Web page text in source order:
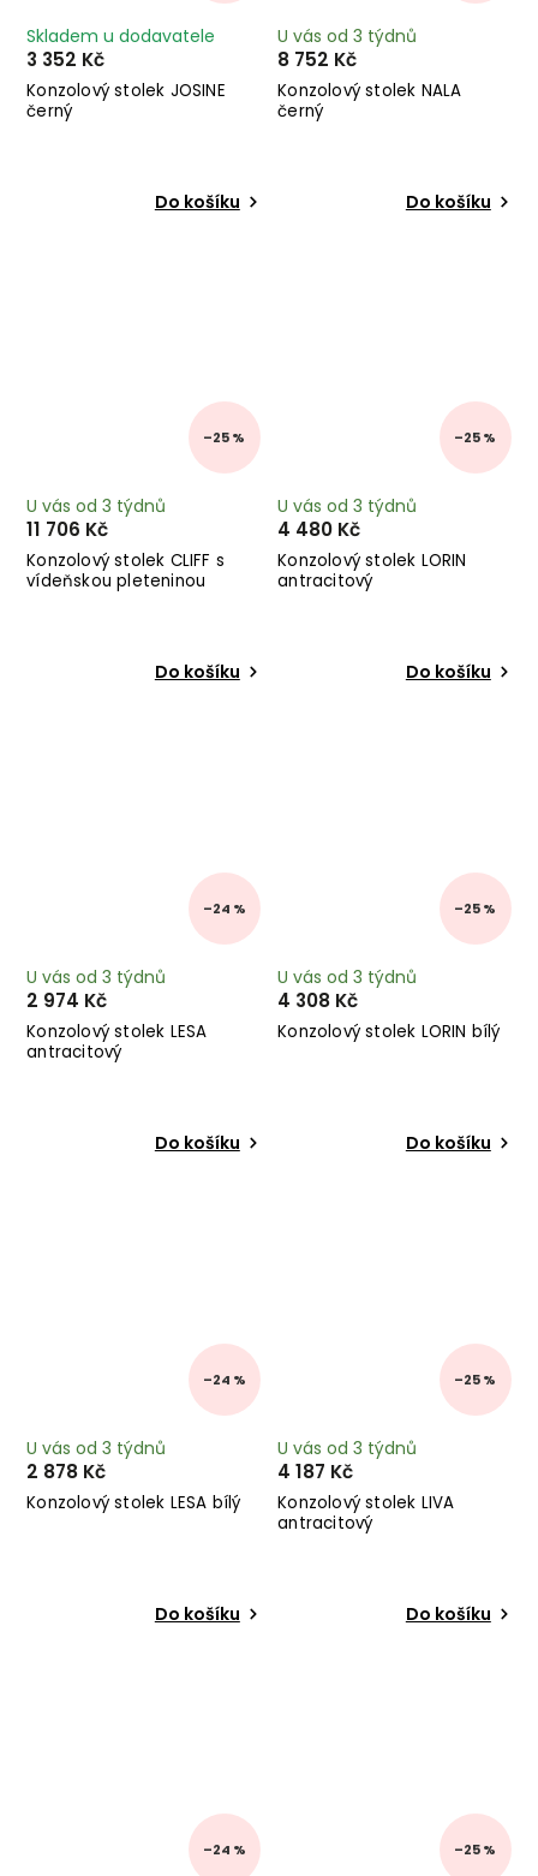
Konzolový stolek JOSINE
černý
Skladem u dodavatele
3 352 Kč
Do košíku
Konzolový stolek NALA
černý
U vás od 3 týdnů
8 752 Kč
Do košíku
–25 %
Konzolový stolek CLIFF s
vídeňskou pleteninou
U vás od 3 týdnů
11 706 Kč
Do košíku
–25 %
Konzolový stolek LORIN
antracitový
U vás od 3 týdnů
4 480 Kč
Do košíku
–24 %
Konzolový stolek LESA
antracitový
U vás od 3 týdnů
2 974 Kč
Do košíku
–25 %
Konzolový stolek LORIN bílý
U vás od 3 týdnů
4 308 Kč
Do košíku
–24 %
Konzolový stolek LESA bílý
U vás od 3 týdnů
2 878 Kč
Do košíku
–25 %
Konzolový stolek LIVA
antracitový
U vás od 3 týdnů
4 187 Kč
Do košíku
–24 % –25 %